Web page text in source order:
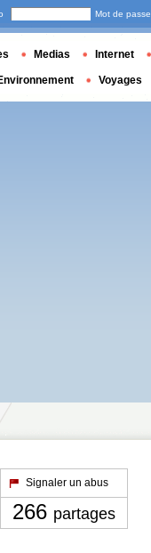
Signaler un abus
266 partages
Mot de passe
Medias Internet
Voyages